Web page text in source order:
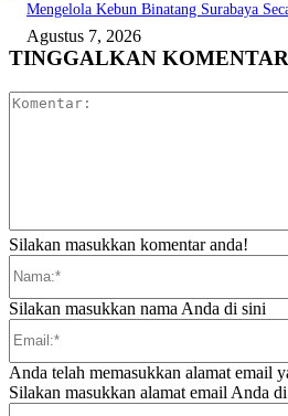
Mengelola Kebun Binatang Surabaya
Agustus 7, 2026
TINGGALKAN KOMENTAR
Silakan masukkan komentar anda!
Silakan masukkan nama Anda di sini
Anda telah memasukkan alamat email
Silakan masukkan alamat email Anda